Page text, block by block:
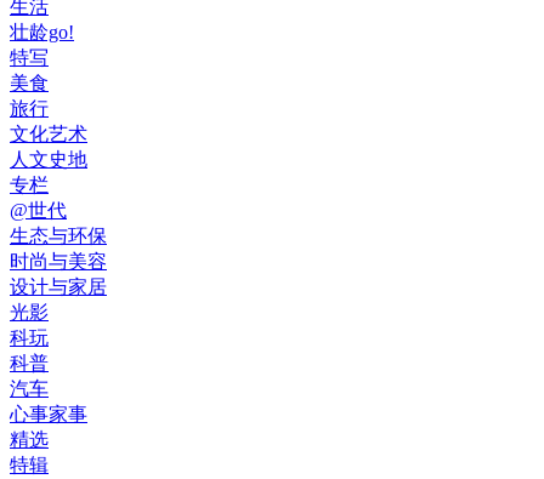
生活
壮龄go!
特写
美食
旅行
文化艺术
人文史地
专栏
@世代
生态与环保
时尚与美容
设计与家居
光影
科玩
科普
汽车
心事家事
精选
特辑